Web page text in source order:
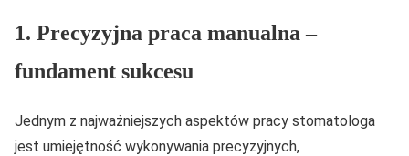
1. Precyzyjna praca manualna –
fundament sukcesu
Jednym z najważniejszych aspektów pracy stomatologa
jest umiejętność wykonywania precyzyjnych,